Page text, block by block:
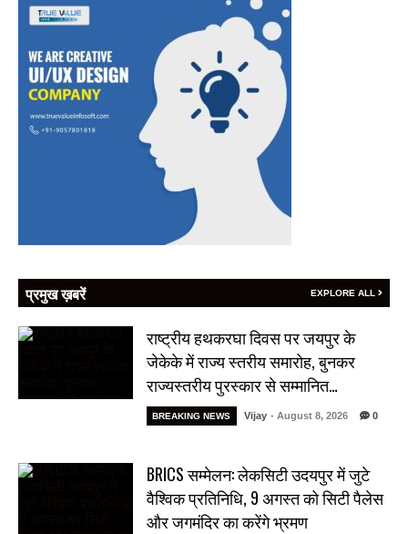
प्रमुख ख़बरें EXPLORE ALL
राष्ट्रीय हथकरघा दिवस पर जयपुर के
जेकेके में राज्य स्तरीय समारोह, बुनकर
राज्यस्तरीय पुरस्कार से सम्मानित…
BREAKING NEWS Vijay - August 8, 2026 0
BRICS सम्मेलन: लेकसिटी उदयपुर में जुटे
वैश्विक प्रतिनिधि, 9 अगस्त को सिटी पैलेस
और जगमंदिर का करेंगे भ्रमण